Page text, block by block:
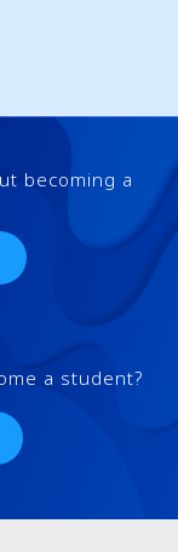
becoming a
a student?